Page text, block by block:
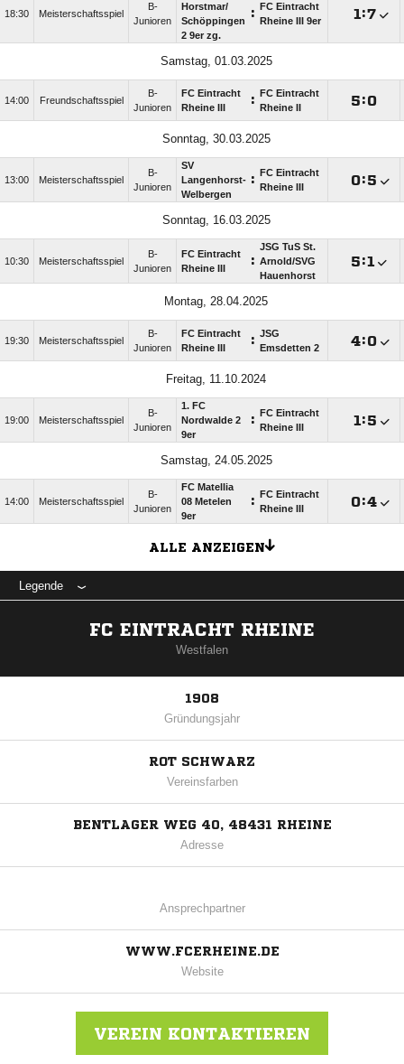
18:30 Meisterschaftsspiel
B-
Junioren
Horstmar/​
Schöppingen
2 9er zg.
:
FC Eintracht
Rheine III 9er
:
Samstag, 01.03.2025
14:00 Freundschaftsspiel
B-
Junioren
FC Eintracht
Rheine III
:
FC Eintracht
Rheine II
:
Sonntag, 30.03.2025
13:00 Meisterschaftsspiel
B-
Junioren
SV
Langenhorst-
Welbergen
:
FC Eintracht
Rheine III
:
Sonntag, 16.03.2025
10:30 Meisterschaftsspiel
B-
Junioren
FC Eintracht
Rheine III
:
JSG TuS St.
Arnold/​SVG
Hauenhorst
:
Montag, 28.04.2025
19:30 Meisterschaftsspiel
B-
Junioren
FC Eintracht
Rheine III
: JSG
Emsdetten 2
:
Freitag, 11.10.2024
19:00 Meisterschaftsspiel
B-
Junioren
1. FC
Nordwalde 2
9er
:
FC Eintracht
Rheine III
:
Samstag, 24.05.2025
14:00 Meisterschaftsspiel
B-
Junioren
FC Matellia
08 Metelen
9er
:
FC Eintracht
Rheine III
:
ALLE ANZEIGEN
Legende
FC EINTRACHT RHEINE
Westfalen
1908
Gründungsjahr
ROT SCHWARZ
Vereinsfarben
BENTLAGER WEG 40, 48431 RHEINE
Adresse
Ansprechpartner
WWW.FCERHEINE.DE
Website
VEREIN KONTAKTIEREN